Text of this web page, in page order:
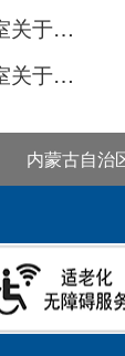
解读：奈曼旗人民政府办公室关于印发奈曼旗2024年农业种植业保险查勘定损工作方案的通知
解读：奈曼旗人民政府办公室关于印发奈曼旗乡村道路路肩整修实施方案的通知
内蒙古自治